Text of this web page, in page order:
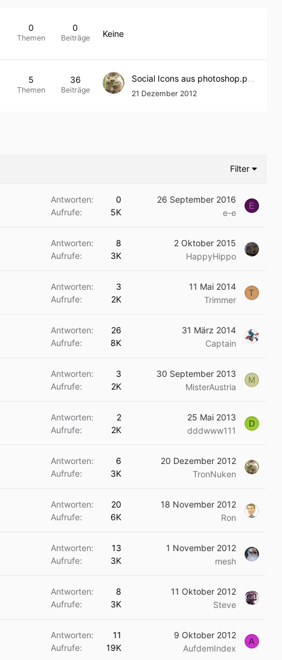
Themen
0
Beiträge
0
Keine
Themen
5
Beiträge
36 Social Icons aus photoshop.png bekommen
21 Dezember 2012
Filter
Antworten
0
Aufrufe
5K
26 September 2016
e-e
E
Antworten
8
Aufrufe
3K
2 Oktober 2015
HappyHippo
Antworten
3
Aufrufe
2K
11 Mai 2014
Trimmer
T
Antworten
26
Aufrufe
8K
31 März 2014
Captain
Antworten
3
Aufrufe
2K
30 September 2013
MisterAustria
M
Antworten
2
Aufrufe
2K
25 Mai 2013
dddwww111
D
Antworten
6
Aufrufe
3K
20 Dezember 2012
TronNuken
Antworten
20
Aufrufe
6K
18 November 2012
Ron
Antworten
13
Aufrufe
3K
1 November 2012
mesh
Antworten
8
Aufrufe
3K
11 Oktober 2012
Steve
Antworten
11
Aufrufe
19K
9 Oktober 2012
AufdemIndex
A